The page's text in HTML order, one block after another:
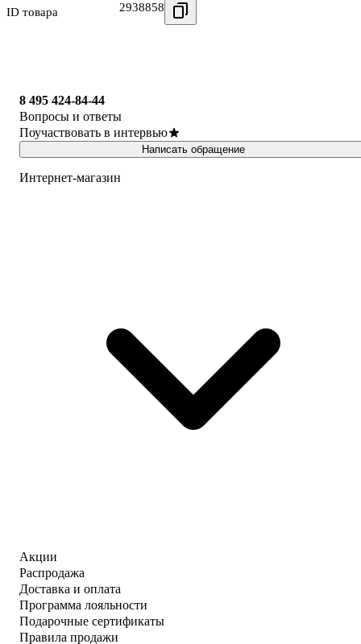
ID товара
2938858
8 495 424-84-44
Вопросы и ответы
Поучаствовать в интервью
Написать обращение
Интернет-магазин
Акции
Распродажа
Доставка и оплата
Программа лояльности
Подарочные сертификаты
Правила продажи